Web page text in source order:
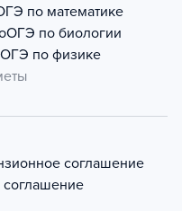
по математике
ОГЭ по биологии
ОГЭ по физике
соглашение
соглашение